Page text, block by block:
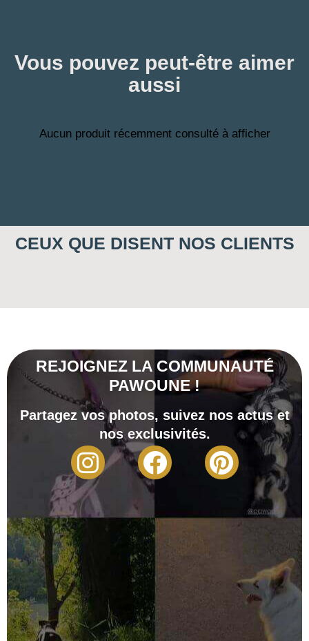
Vous pouvez peut-être aimer
aussi
Aucun produit récemment consulté à afficher
CEUX QUE DISENT NOS CLIENTS
REJOIGNEZ LA COMMUNAUTÉ
PAWOUNE !
Partagez vos photos, suivez nos actus et
nos exclusivités.